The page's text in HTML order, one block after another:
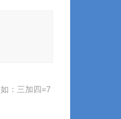
：三加四=7